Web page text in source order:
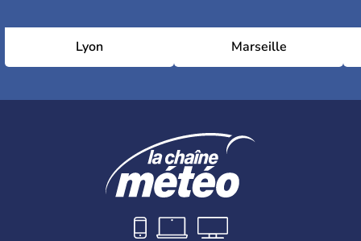
Lyon Marseille